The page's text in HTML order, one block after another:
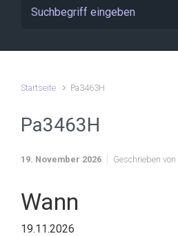
Startseite Pa3463H
Pa3463H
19. November 2026 Geschrieben von
Wann
19.11.2026